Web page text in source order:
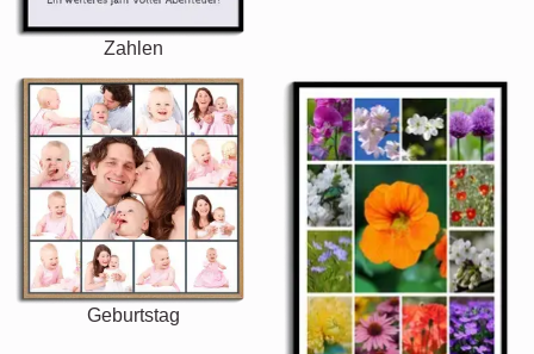
Zahlen
Geburtstag